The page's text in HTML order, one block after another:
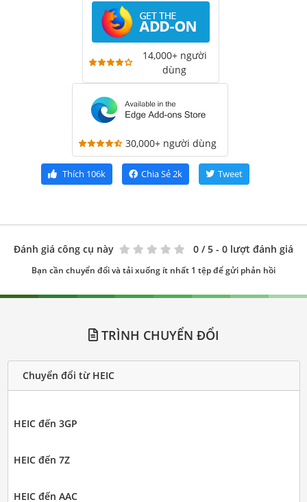
14,000+ người
dùng
30,000+ người dùng
Thích 106k Chia Sẻ2k Tweet
Đánh giá công cụ này 0 / 5 - 0 lượt đánh giá
Bạn cần chuyển đổi và tải xuống ít nhất 1 tệp để gửi phản hồi
TRÌNH CHUYỂN ĐỔI
Chuyển đổi từ HEIC
HEIC đến 3GP
HEIC đến 7Z
HEIC đến AAC